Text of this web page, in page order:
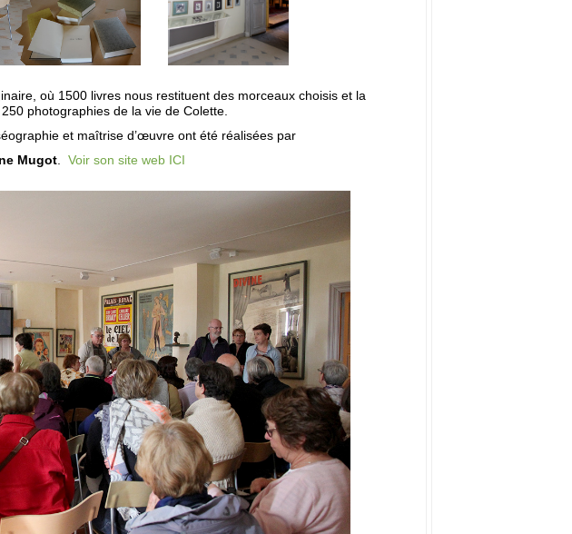
où 1500 livres nous restituent des morceaux choisis et la
photographies de la vie de Colette.
et maîtrise d’œuvre ont été réalisées par
Mugot .Voir son site web ICI